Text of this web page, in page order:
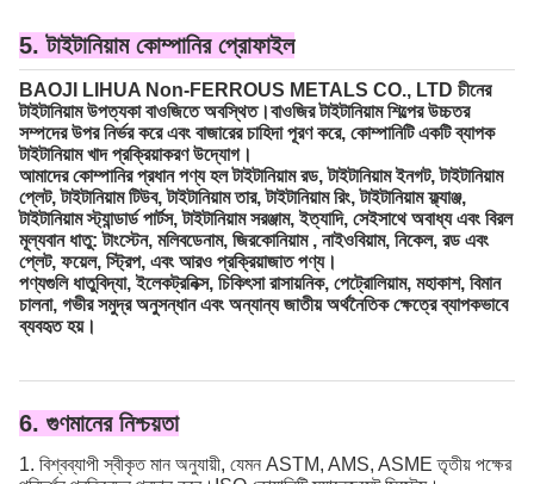
5. টাইটানিয়াম কোম্পানির প্রোফাইল
BAOJI LIHUA Non-FERROUS METALS CO., LTD চীনের
টাইটানিয়াম উপত্যকা বাওজিতে অবস্থিত।বাওজির টাইটানিয়াম শিল্পের উচ্চতর
সম্পদের উপর নির্ভর করে এবং বাজারের চাহিদা পূরণ করে, কোম্পানিটি একটি ব্যাপক
টাইটানিয়াম খাদ প্রক্রিয়াকরণ উদ্যোগ।
আমাদের কোম্পানির প্রধান পণ্য হল টাইটানিয়াম রড, টাইটানিয়াম ইনগট, টাইটানিয়াম
প্লেট, টাইটানিয়াম টিউব, টাইটানিয়াম তার, টাইটানিয়াম রিং, টাইটানিয়াম ফ্ল্যাঞ্জ,
টাইটানিয়াম স্ট্যান্ডার্ড পার্টস, টাইটানিয়াম সরঞ্জাম, ইত্যাদি, সেইসাথে অবাধ্য এবং বিরল
মূল্যবান ধাতু: টাংস্টেন, মলিবডেনাম, জিরকোনিয়াম , নাইওবিয়াম, নিকেল, রড এবং
প্লেট, ফয়েল, স্ট্রিপ, এবং আরও প্রক্রিয়াজাত পণ্য।
পণ্যগুলি ধাতুবিদ্যা, ইলেকট্রনিক্স, চিকিৎসা রাসায়নিক, পেট্রোলিয়াম, মহাকাশ, বিমান
চালনা, গভীর সমুদ্র অনুসন্ধান এবং অন্যান্য জাতীয় অর্থনৈতিক ক্ষেত্রে ব্যাপকভাবে
ব্যবহৃত হয়।
6. গুণমানের নিশ্চয়তা
1. বিশ্বব্যাপী স্বীকৃত মান অনুযায়ী, যেমন ASTM, AMS, ASME তৃতীয় পক্ষের